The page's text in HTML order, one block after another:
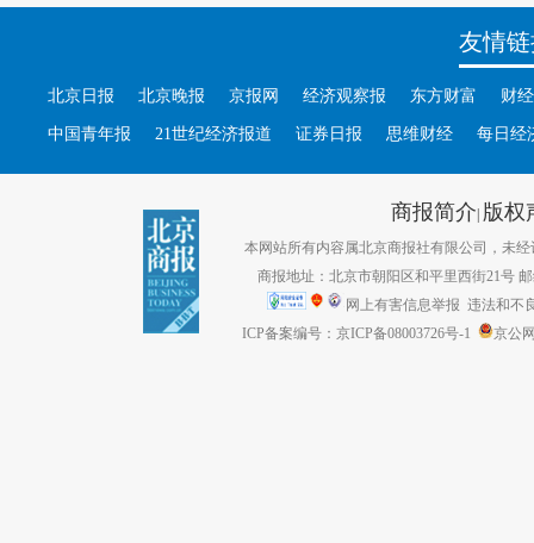
友情
北京日报 北京晚报 京报网 经济观察报 东方财富 财
中国青年报 21世纪经济报道 证券日报 思维财经 每日经
商报简介| 版权
本网站所有内容属北京商报社有限公司，未经
商报地址：北京市朝阳区和平里西街21号
网上有害信息举报 违法和不
ICP备案编号：京ICP备08003726号-1
京公